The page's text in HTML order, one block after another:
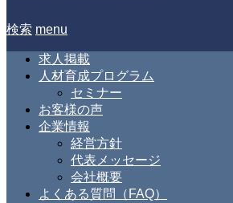
検索 menu
求人掲載
人材育成プログラム
セミナー
お客様の声
企業情報
経営方針
代表メッセージ
会社概要
よくある質問（FAQ）